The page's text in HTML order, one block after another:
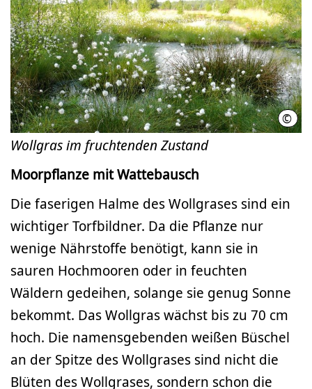
©
Wollgras im fruchtenden Zustand
Moorpflanze mit Wattebausch
Die faserigen Halme des Wollgrases sind ein
wichtiger Torfbildner. Da die Pflanze nur
wenige Nährstoffe benötigt, kann sie in
sauren Hochmooren oder in feuchten
Wäldern gedeihen, solange sie genug Sonne
bekommt. Das Wollgras wächst bis zu 70 cm
hoch. Die namensgebenden weißen Büschel
an der Spitze des Wollgrases sind nicht die
Blüten des Wollgrases, sondern schon die